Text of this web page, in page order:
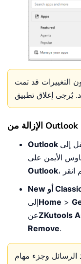
التغييرات قد تمت
الإزالة من Outlook
إلى
الأيمن على
Outlook
انقر
إلىHome >
عنZKutools
Remove.
الرسائل وجزء مهام